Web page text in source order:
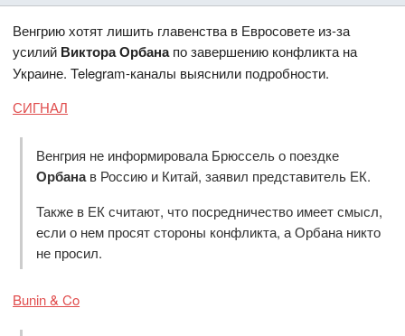
Венгрию хотят лишить главенства в Евросовете из-за
усилий Виктора Орбанапо завершению конфликта на
Украине. Telegram-каналы выяснили подробности.
СИГНАЛ
Венгрия не информировала Брюссель о поездке
Орбанав Россию и Китай, заявил представитель ЕК.
Также в ЕК считают, что посредничество имеет смысл,
если о нем просят стороны конфликта, а Орбана никто
не просил.
Bunin & Co